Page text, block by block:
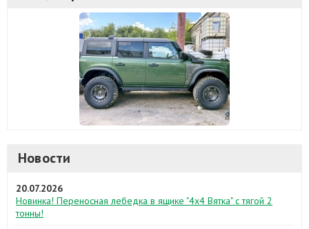
Новости
20.07.2026
Новинка! Переносная лебедка в ящике "4х4 Вятка" с тягой 2
тонны!